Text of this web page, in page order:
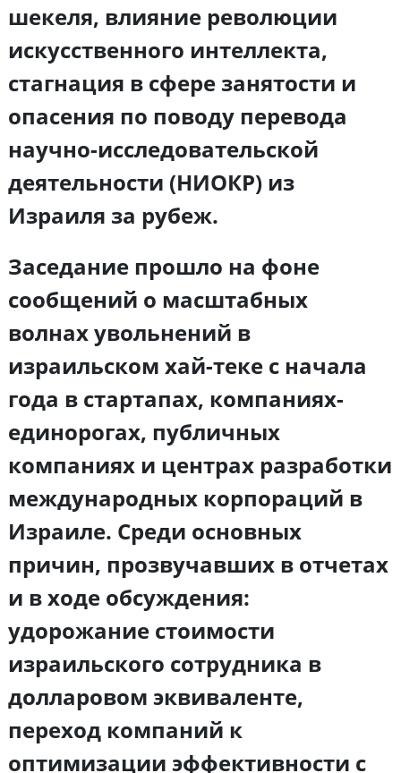
шекеля, влияние революции
искусственного интеллекта,
стагнация в сфере занятости и
опасения по поводу перевода
научно-исследовательской
деятельности (НИОКР) из
Израиля за рубеж.
Заседание прошло на фоне
сообщений о масштабных
волнах увольнений в
израильском хай-теке с начала
года в стартапах, компаниях-
единорогах, публичных
компаниях и центрах разработки
международных корпораций в
Израиле. Среди основных
причин, прозвучавших в отчетах
и в ходе обсуждения:
удорожание стоимости
израильского сотрудника в
долларовом эквиваленте,
переход компаний к
оптимизации эффективности с